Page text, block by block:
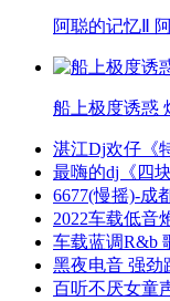
阿聪的记忆Ⅱ
船上极度诱惑
湛江Dj欢仔《
最嗨的dj《四
6677(慢摇)-成
2022车载低音
车载蓝调R&b
黑夜电音 强劲
百听不厌女童